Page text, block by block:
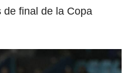
de final de la Copa